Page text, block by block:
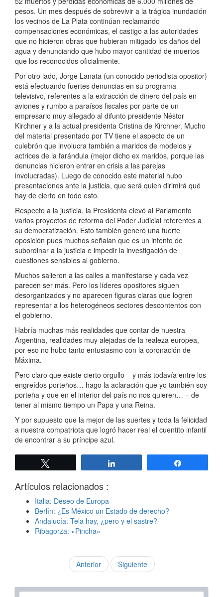
pesos. Un mes después de sobrevivir a la trágica inundación
los vecinos de La Plata continúan reclamando
compensaciones económicas, el castigo a las autoridades
que no hicieron obras que hubieran mitigado los daños del
agua y denunciando que hubo mayor cantidad de muertos
que los reconocidos oficialmente.
Por otro lado, Jorge Lanata (un conocido periodista opositor)
está efectuando fuertes denuncias en su programa
televisivo, referentes a la extracción de dinero del país en
aviones y rumbo a paraísos fiscales por parte de un
empresario muy allegado al difunto presidente Néstor
Kirchner y a la actual presidenta Cristina de Kirchner. Mucho
del material presentado por TV tiene el aspecto de un
culebrón que involucra también a maridos de modelos y
actrices de la farándula (mejor dicho ex maridos, porque las
denuncias hicieron entrar en crisis a las parejas
involucradas). Luego de conocido este material hubo
presentaciones ante la justicia, que será quien dirimirá qué
hay de cierto en todo esto.
Respecto a la justicia, la Presidenta elevó al Parlamento
varios proyectos de reforma del Poder Judicial referentes a
su democratización. Esto también generó una fuerte
oposición pues muchos señalan que es un intento de
subordinar a la justicia e impedir la investigación de
cuestiones sensibles al gobierno.
Muchos salieron a las calles a manifestarse y cada vez
parecen ser más. Pero los líderes opositores siguen
desorganizados y no aparecen figuras claras que logren
representar a los heterogéneos sectores descontentos con
el gobierno.
Habría muchas más realidades que contar de nuestra
Argentina, realidades muy alejadas de la realeza europea,
por eso no hubo tanto entusiasmo con la coronación de
Máxima.
Pero claro que existe cierto orgullo – y más todavía entre los
engreídos porteños… hago la aclaración que yo también soy
porteña y que en el interior del país no nos quieren… – de
tener al mismo tiempo un Papa y una Reina.
Y por supuesto que la mejor de las suertes y toda la felicidad
a nuestra compatriota que logró hacer real el cuentito infantil
de encontrar a su príncipe azul.
Artículos relacionados :
Italia: Deseo de Europa
Berlín: ¿Es México un Estado de derecho?
Andalucía: Tela hay, ¿pero y el sastre?
Ribagorza: «Pincha»
Anterior Siguiente
Texto